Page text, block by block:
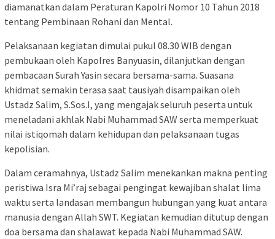
diamanatkan dalam Peraturan Kapolri Nomor 10 Tahun 2018
tentang Pembinaan Rohani dan Mental.
Pelaksanaan kegiatan dimulai pukul 08.30 WIB dengan
pembukaan oleh Kapolres Banyuasin, dilanjutkan dengan
pembacaan Surah Yasin secara bersama-sama. Suasana
khidmat semakin terasa saat tausiyah disampaikan oleh
Ustadz Salim, S.Sos.I, yang mengajak seluruh peserta untuk
meneladani akhlak Nabi Muhammad SAW serta memperkuat
nilai istiqomah dalam kehidupan dan pelaksanaan tugas
kepolisian.
Dalam ceramahnya, Ustadz Salim menekankan makna penting
peristiwa Isra Mi’raj sebagai pengingat kewajiban shalat lima
waktu serta landasan membangun hubungan yang kuat antara
manusia dengan Allah SWT. Kegiatan kemudian ditutup dengan
doa bersama dan shalawat kepada Nabi Muhammad SAW.